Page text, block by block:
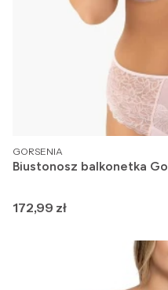
PRODUCENT
GORSENIA
Biustonosz balkonetka
Cena
172,99 zł